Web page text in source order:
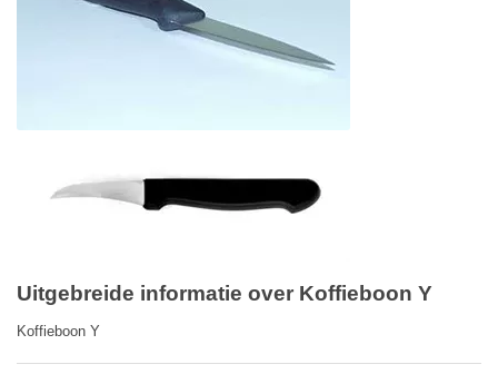
Uitgebreide informatie over Koffieboon Y
Koffieboon Y